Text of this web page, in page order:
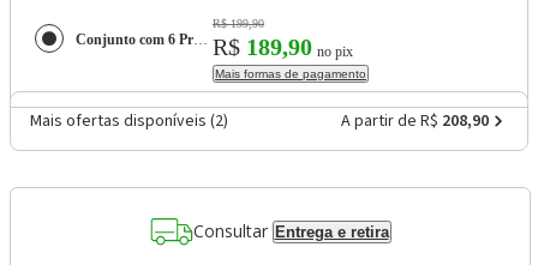
Conjunto com 6 Pratos Rasos Tramontina Maria Augusta em Porcelana 27 cm - Branco
R$ 199,90
R$ 189,90 no pix
Mais formas de pagamento
Mais ofertas disponíveis (2) A partir de R$ 208,90
Consultar Entrega e retira